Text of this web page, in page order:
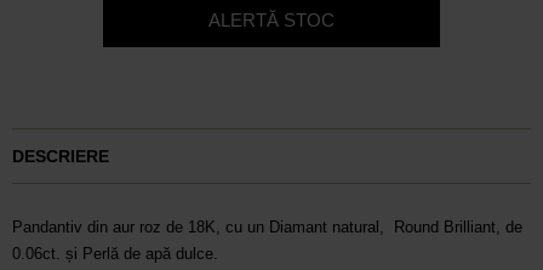
ALERTĂ STOC
DESCRIERE
Pandantiv din aur roz de 18K, cu un Diamant natural, Round Brilliant, de
0.06ct. și Perlă de apă dulce.